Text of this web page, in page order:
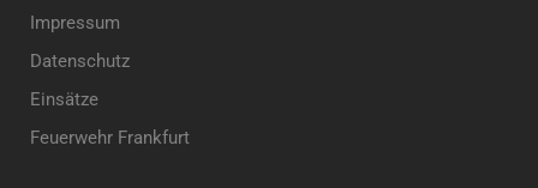
Impressum
Datenschutz
Einsätze
Feuerwehr Frankfurt